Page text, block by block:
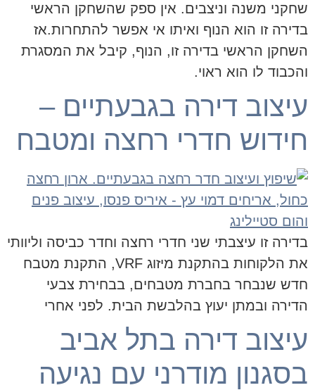
שחקני משנה וניצבים. אין ספק שהשחקן הראשי
בדירה זו הוא הנוף ואיתו אי אפשר להתחרות.אז
השחקן הראשי בדירה זו, הנוף, קיבל את המסגרת
והכבוד לו הוא ראוי.
עיצוב דירה בגבעתיים –
חידוש חדרי רחצה ומטבח
בדירה זו עיצבתי שני חדרי רחצה וחדר כביסה וליוותי
את הלקוחות בהתקנת מיזוג VRF, התקנת מטבח
חדש שנבחר בחברת מטבחים, בבחירת צבעי
הדירה ובמתן יעוץ בהלבשת הבית. לפני אחרי
עיצוב דירה בתל אביב
בסגנון מודרני עם נגיעה